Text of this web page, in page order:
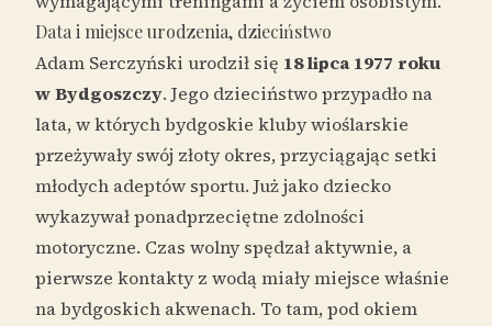
Data i miejsce urodzenia, dzieciństwo
Adam Serczyński urodził się 18 lipca 1977 roku
w Bydgoszczy. Jego dzieciństwo przypadło na
lata, w których bydgoskie kluby wioślarskie
przeżywały swój złoty okres, przyciągając setki
młodych adeptów sportu. Już jako dziecko
wykazywał ponadprzeciętne zdolności
motoryczne. Czas wolny spędzał aktywnie, a
pierwsze kontakty z wodą miały miejsce właśnie
na bydgoskich akwenach. To tam, pod okiem